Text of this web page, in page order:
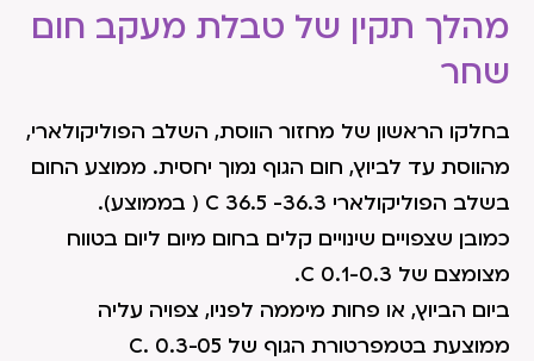
מהלך תקין של טבלת מעקב חום
שחר
בחלקו הראשון של מחזור הווסת, השלב הפוליקולארי,
מהווסת עד לביוץ, חום הגוף נמוך יחסית. ממוצע החום
בשלב הפוליקולארי 36.3- 36.5 C ( בממוצע).
כמובן שצפויים שינויים קלים בחום מיום ליום בטווח
מצומצם של 0.1-0.3 C.
ביום הביוץ, או פחות מיממה לפניו, צפויה עליה
ממוצעת בטמפרטורת הגוף של 0.3-05 .C